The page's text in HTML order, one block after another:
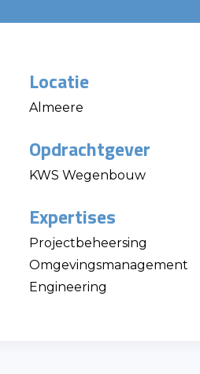
Locatie
Almeere
Opdrachtgever
KWS Wegenbouw
Expertises
Projectbeheersing
Omgevingsmanagement
Engineering